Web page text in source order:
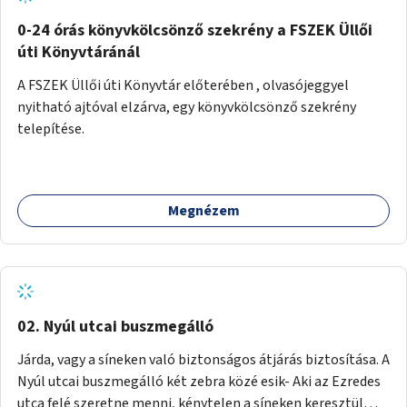
fenntartásához, évi 14-16 millió Ft-tal. A program hosszú
távú fenntarthatósága úgy lenne megvalósítható. hogy
részben "Támogató szolgálat" normatív támogatásából,
részben pedig a jelen pályázat által biztosított összegből.
A programban 8-10 szakember (gyógypedagógus,
pszichológus) működne közre. Fontos cél lenne, hogy
0-24 órás könyvkölcsönző szekrény a FSZEK Üllői
úti Könyvtáránál
A FSZEK Üllői úti Könyvtár előterében , olvasójeggyel
nyitható ajtóval elzárva, egy könyvkölcsönző szekrény
telepítése.
Megnézem
02. Nyúl utcai buszmegálló
Járda, vagy a síneken való biztonságos átjárás biztosítása. A
Nyúl utcai buszmegálló két zebra közé esik- Aki az Ezredes